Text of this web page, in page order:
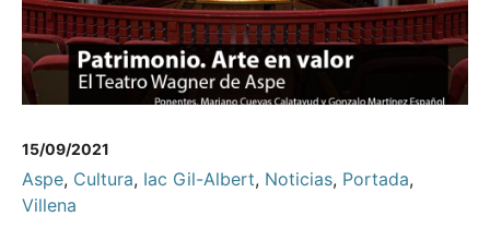
15/09/2021
Aspe, Cultura, Iac Gil-Albert, Noticias, Portada,
Villena